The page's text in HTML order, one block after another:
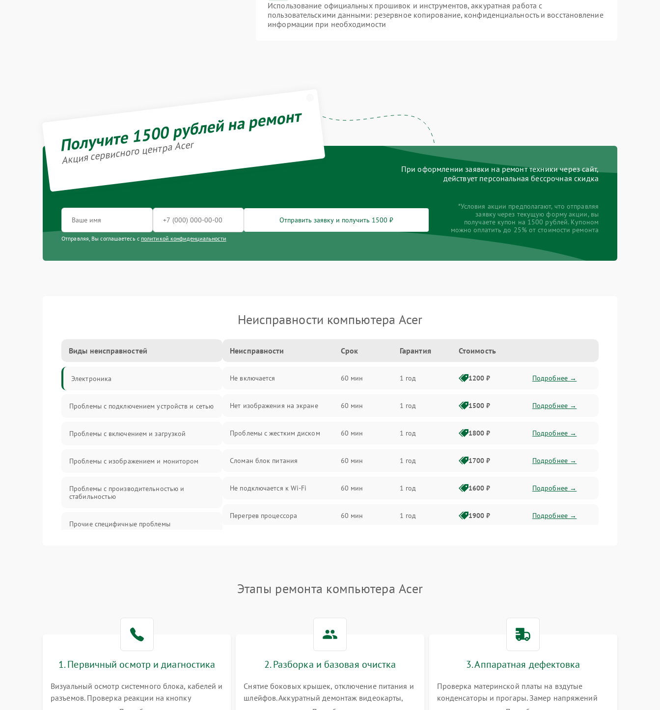
Использование официальных прошивок и инструментов, аккуратная работа с
пользовательскими данными: резервное копирование, конфиденциальность и восстановление
информации при необходимости
Получите 1500 рублей на ремонт
Акция сервисного центра Acer
При оформлении заявки на ремонт техники через сайт,
действует персональная бессрочная скидка
Отправить заявку и получить 1500 ₽
Отправляя, Вы соглашаетесь с политикой конфиденциальности
*Условия акции предполагают, что отправляя
заявку через текущую форму акции, вы
получаете купон на 1500 рублей. Купоном
можно оплатить до 25% от стоимости ремонта
Неисправности компьютера Acer
Виды неисправностей
Электроника
Проблемы с подключением устройств и сетью
Проблемы с включением и загрузкой
Проблемы с изображением и монитором
Проблемы с производительностью и
стабильностью
Прочие специфичные проблемы
Неисправности Срок Гарантия Стоимость
Не включается 60 мин 1 год 1200 ₽ Подробнее →
Нет изображения на экране 60 мин 1 год 1500 ₽ Подробнее →
Проблемы с жестким диском 60 мин 1 год 1800 ₽ Подробнее →
Сломан блок питания 60 мин 1 год 1700 ₽ Подробнее →
Не подключается к Wi-Fi 60 мин 1 год 1600 ₽ Подробнее →
Перегрев процессора 60 мин 1 год 1900 ₽ Подробнее →
Ошибки в работе оперативной
Не распознается USB-порт 60 мин 1300 ₽ Подробнее →
Этапы ремонта компьютера Acer
1. Первичный осмотр и диагностика
Визуальный осмотр системного блока, кабелей и
разъемов. Проверка реакции на кнопку
2. Разборка и базовая очистка
Снятие боковых крышек, отключение питания и
шлейфов. Аккуратный демонтаж видеокарты,
3. Аппаратная дефектовка
Проверка материнской платы на вздутые
конденсаторы и прогары. Замер напряжений